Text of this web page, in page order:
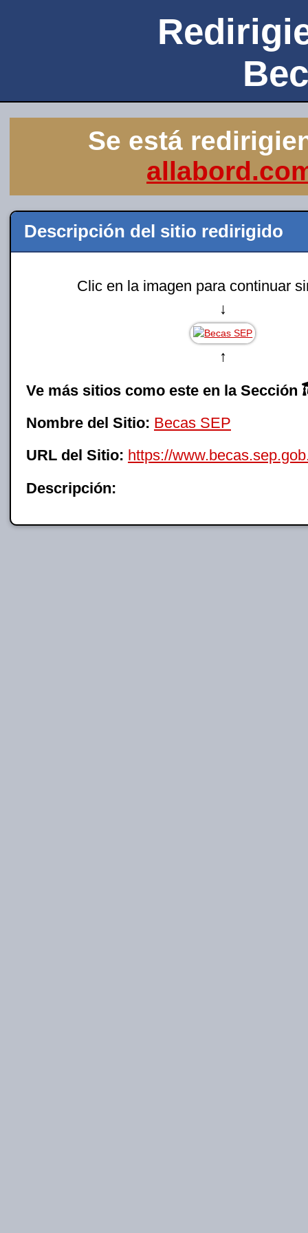
Se está
Descripción del sitio redirigido
Clic en la imagen para continuar
↓
↑
Ve más sitios como este en la Sección
Nombre del Sitio: Becas SEP
URL del Sitio: https://
Descripción: